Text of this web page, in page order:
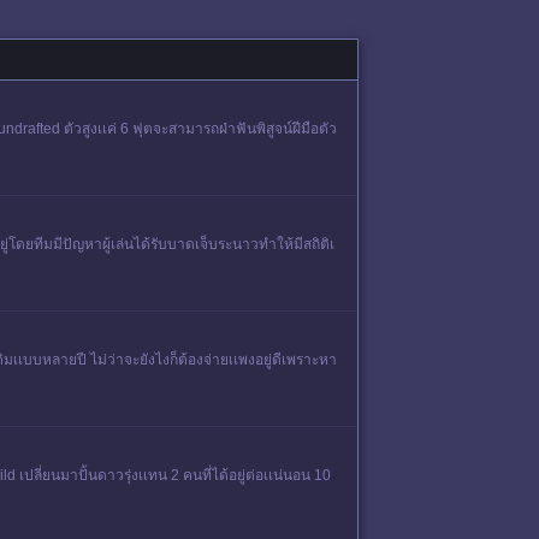
ตัวสูงเเค่ 6 ฟุตจะสามารถฝ่าฟันพิสูจน์ฝีมือตัว
ยู่โดยทีมมีปัญหาผู้เล่นได้รับบาดเจ็บระนาวทําให้มีสถิติเ
เบบหลายปี ไม่ว่าจะยังไงก็ต้องจ่ายเเพงอยู่ดีเพราะหา
เปลี่ยนมาปั้นดาวรุ่งเเทน 2 คนที่ได้อยู่ต่อเเน่นอน 10